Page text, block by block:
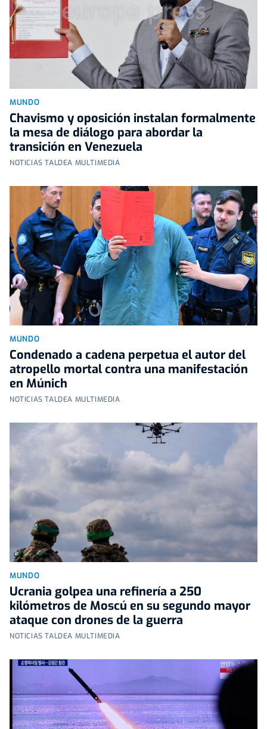
MUNDO
Chavismo y oposición instalan formalmente
la mesa de diálogo para abordar la
transición en Venezuela
NOTICIAS TALDEA MULTIMEDIA
MUNDO
Condenado a cadena perpetua el autor del
atropello mortal contra una manifestación
en Múnich
NOTICIAS TALDEA MULTIMEDIA
MUNDO
Ucrania golpea una refinería a 250
kilómetros de Moscú en su segundo mayor
ataque con drones de la guerra
NOTICIAS TALDEA MULTIMEDIA